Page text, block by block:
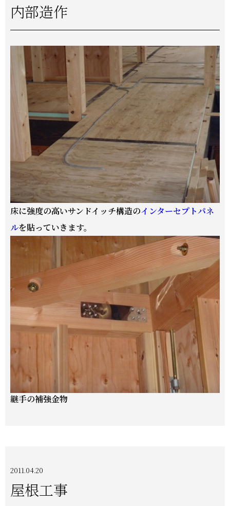
内部造作
床に強度の高いサンドイッチ構造のインターセプトパネ
ルを貼っていきます。
継手の補強金物
2011.04.20
屋根工事